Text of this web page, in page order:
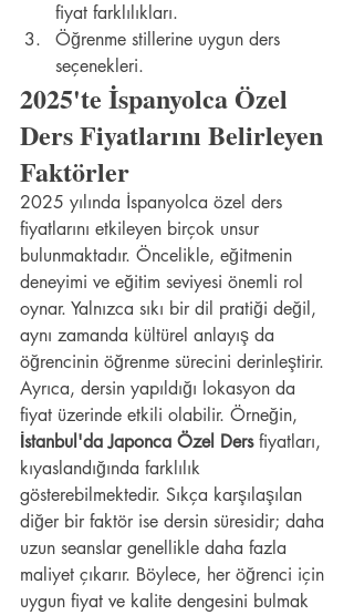
fiyat farklılıkları.
Öğrenme stillerine uygun ders
seçenekleri.
2025'te İspanyolca Özel
Ders Fiyatlarını Belirleyen
Faktörler
2025 yılında İspanyolca özel ders
fiyatlarını etkileyen birçok unsur
bulunmaktadır. Öncelikle, eğitmenin
deneyimi ve eğitim seviyesi önemli rol
oynar. Yalnızca sıkı bir dil pratiği değil,
aynı zamanda kültürel anlayış da
öğrencinin öğrenme sürecini derinleştirir.
Ayrıca, dersin yapıldığı lokasyon da
fiyat üzerinde etkili olabilir. Örneğin,
İstanbul'da Japonca Özel Ders fiyatları,
kıyaslandığında farklılık
gösterebilmektedir. Sıkça karşılaşılan
diğer bir faktör ise dersin süresidir; daha
uzun seanslar genellikle daha fazla
maliyet çıkarır. Böylece, her öğrenci için
uygun fiyat ve kalite dengesini bulmak